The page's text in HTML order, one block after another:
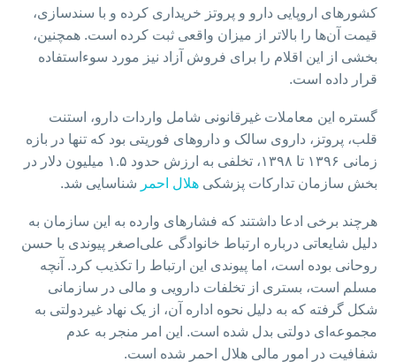
کشورهای اروپایی دارو و پروتز خریداری کرده و با سند‌سازی،
قیمت آن‌ها را بالاتر از میزان واقعی ثبت کرده است. همچنین،
بخشی از این اقلام را برای فروش آزاد نیز مورد سوءاستفاده
قرار داده است.
گستره این معاملات غیرقانونی شامل واردات دارو، استنت
قلب، پروتز، داروی سالک و داروهای فوریتی بود که تنها در بازه
زمانی ۱۳۹۶ تا ۱۳۹۸، تخلفی به ارزش حدود ۱.۵ میلیون دلار در
بخش سازمان تدارکات پزشکی هلال احمر شناسایی شد.
هرچند برخی ادعا داشتند که فشارهای وارده به این سازمان به
دلیل شایعاتی درباره ارتباط خانوادگی علی‌اصغر پیوندی با حسن
روحانی بوده است، اما پیوندی این ارتباط را تکذیب کرد. آنچه
مسلم است، بستری از تخلفات دارویی و مالی در سازمانی
شکل گرفته که به دلیل نحوه اداره آن، از یک نهاد غیردولتی به
مجموعه‌ای دولتی بدل شده است. این امر منجر به عدم
شفافیت در امور مالی هلال احمر شده است.